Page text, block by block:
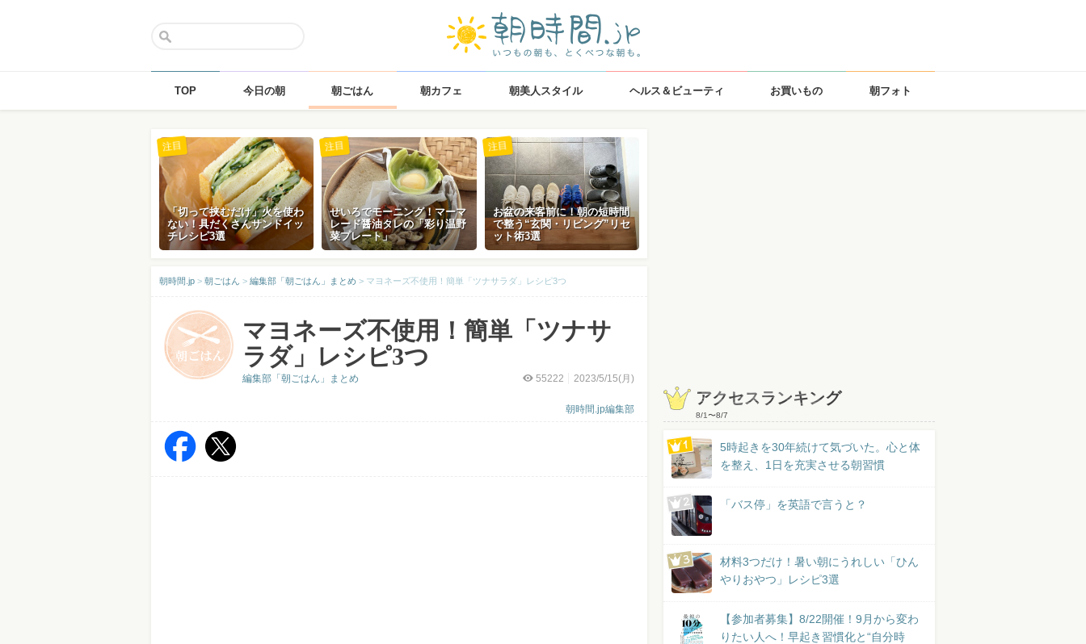
TOP 今日の朝 朝ごはん 朝カフェ 朝美人スタイル ヘルス＆ビューティ お買いもの 朝フォト
「切って挟むだけ」火を使わ
ない！具だくさんサンドイッ
チレシピ3選
注目
せいろでモーニング！マーマ
レード醤油タレの「彩り温野
菜プレート」
注目
お盆の来客前に！朝の短時間
で整う“玄関・リビング”リセ
ット術3選
注目
朝時間.jp > 朝ごはん > 編集部「朝ごはん」まとめ > マヨネーズ不使用！簡単「ツナサラダ」レシピ3つ
マヨネーズ不使用！簡単「ツナサ
ラダ」レシピ3つ
55222 2023/5/15(月)
朝時間.jp編集部
編集部「朝ごはん」まとめ
アクセスランキング
8/1〜8/7
5時起きを30年続けて気づいた。心と体
を整え、1日を充実させる朝習慣
「バス停」を英語で言うと？
材料3つだけ！暑い朝にうれしい「ひん
やりおやつ」レシピ3選
【参加者募集】8/22開催！9月から変わ
りたい人へ！早起き習慣化と“自分時